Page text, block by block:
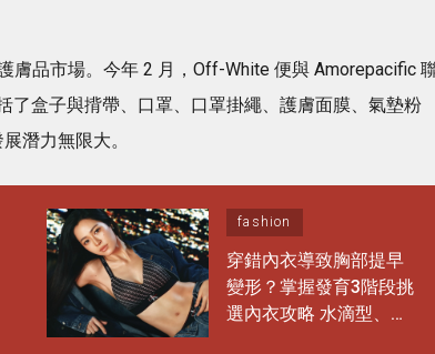
膚品市場。今年 2 月，Off-White 便與 Amorepacific
了盒子與揹帶、口罩、口罩掛繩、護膚面膜、氣墊粉
潛力無限大。
fashion
穿錯內衣導致胸部提早
變形？掌握發育3階段挑
選內衣攻略 水滴型、圓